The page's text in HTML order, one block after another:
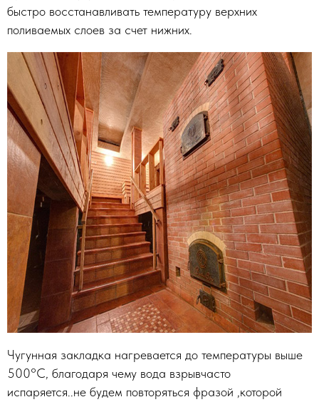
быстро восстанавливать температуру верхних
поливаемых слоев за счет нижних.
Чугунная закладка нагревается до температуры выше
500°С, благодаря чему вода взрывчасто
испаряется..не будем повторяться фразой ,которой